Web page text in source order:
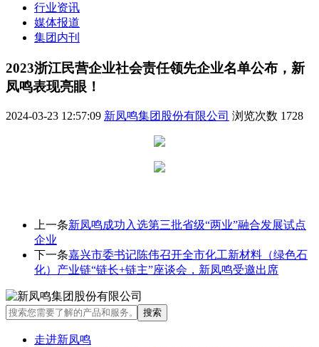
行业资讯
媒体报道
集团内刊
2023浙江民营企业社会责任领先企业名单公布，新
凤鸣表现亮眼！
2024-03-23 12:57:09 新凤鸣集团股份有限公司 浏览次数 1728
上一条新凤鸣成功入选第三批省级“两业”融合发展试点
企业
下一条嘉兴市委书记陈伟召开全市化工新材料（绿色石
化）产业链“链长+链主”座谈会，新凤鸣受邀出席
走进新凤鸣